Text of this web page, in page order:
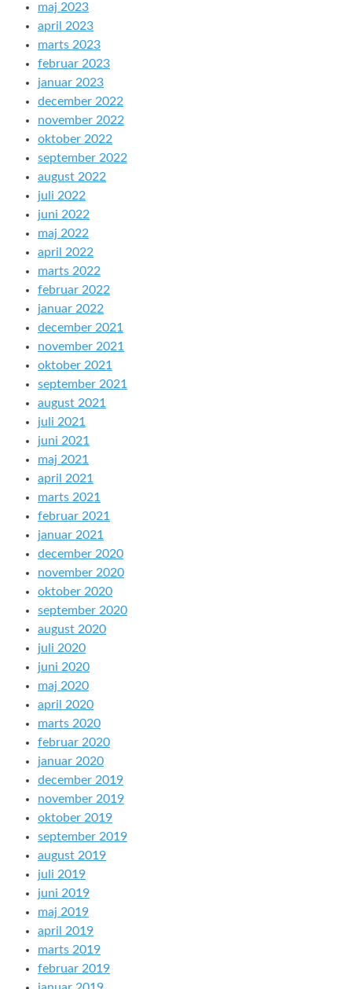
maj 2023
april 2023
marts 2023
februar 2023
januar 2023
december 2022
november 2022
oktober 2022
september 2022
august 2022
juli 2022
juni 2022
maj 2022
april 2022
marts 2022
februar 2022
januar 2022
december 2021
november 2021
oktober 2021
september 2021
august 2021
juli 2021
juni 2021
maj 2021
april 2021
marts 2021
februar 2021
januar 2021
december 2020
november 2020
oktober 2020
september 2020
august 2020
juli 2020
juni 2020
maj 2020
april 2020
marts 2020
februar 2020
januar 2020
december 2019
november 2019
oktober 2019
september 2019
august 2019
juli 2019
juni 2019
maj 2019
april 2019
marts 2019
februar 2019